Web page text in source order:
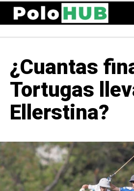
¿Cuantas
Tortugas
Ellerstina?